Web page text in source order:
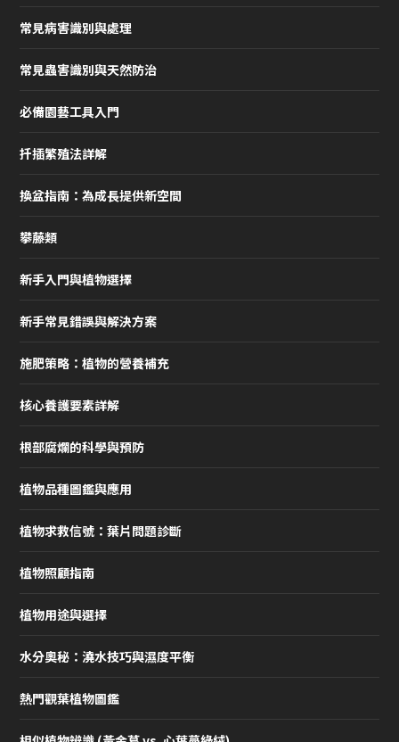
常見病害識別與處理
常見蟲害識別與天然防治
必備園藝工具入門
扦插繁殖法詳解
換盆指南：為成長提供新空間
攀藤類
新手入門與植物選擇
新手常見錯誤與解決方案
施肥策略：植物的營養補充
核心養護要素詳解
根部腐爛的科學與預防
植物品種圖鑑與應用
植物求救信號：葉片問題診斷
植物照顧指南
植物用途與選擇
水分奧秘：澆水技巧與濕度平衡
熱門觀葉植物圖鑑